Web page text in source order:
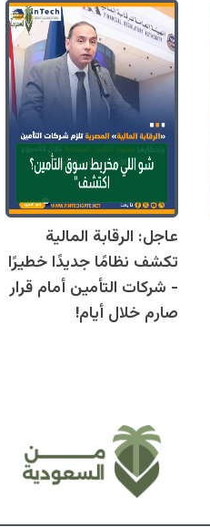
عاجل: الرقابة المالية
تكشف نظامًا جديدًا خطيرًا
- شركات التأمين أمام قرار
صارم خلال أيام!